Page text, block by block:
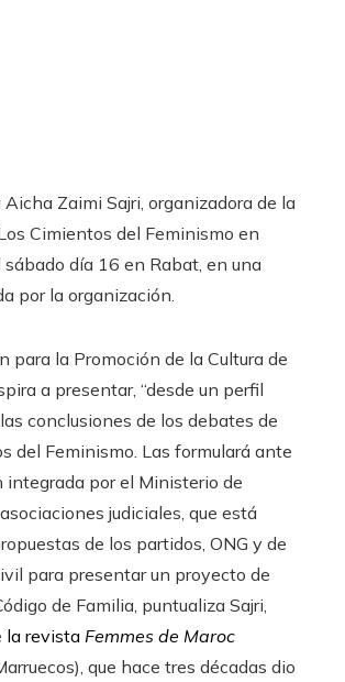
Zaimi Sajri, organizadora de la
Cimientos del Feminismo en
sábado día 16 en Rabat, en una
por la organización.
para la Promoción de la Cultura de
a presentar, “desde un perfil
conclusiones de los debates de
del Feminismo. Las formulará ante
integrada por el Ministerio de
judiciales, que está
de los partidos, ONG y de
para presentar un proyecto de
de Familia, puntualiza Sajri,
la revista Femmes de Maroc
que hace tres décadas dio